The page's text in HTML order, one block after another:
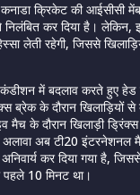
क्रिकेट की आईसीसी
कर दिया है। लेकिन,
लेती रहेगी, जिससे
में बदलाव करते हुए हेड
ब्रेक के दौरान खिलाड़ियों
के दौरान खिलाड़ी
अब टी20 इंटरनेशनल
कर दिया गया है,
10 मिनट था।